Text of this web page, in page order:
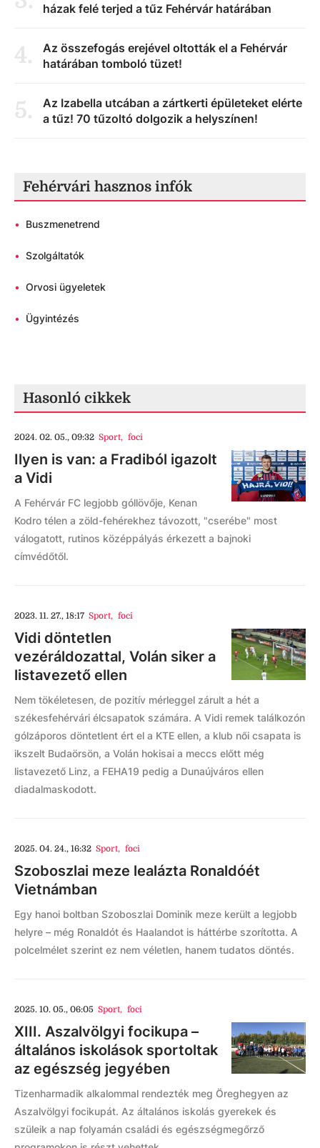
házak felé terjed a tűz Fehérvár határában
4.
Az összefogás erejével oltották el a Fehérvár
határában tomboló tüzet!
5.
Az Izabella utcában a zártkerti épületeket elérte
a tűz! 70 tűzoltó dolgozik a helyszínen!
Fehérvári hasznos infók
• Buszmenetrend
• Szolgáltatók
• Orvosi ügyeletek
• Ügyintézés
Hasonló cikkek
2024. 02. 05., 09:32 Sport, foci
Ilyen is van: a Fradiból igazolt
a Vidi
A Fehérvár FC legjobb góllövője, Kenan
Kodro télen a zöld-fehérekhez távozott, "cserébe" most
válogatott, rutinos középpályás érkezett a bajnoki
címvédőtől.
2023. 11. 27., 18:17 Sport, foci
Vidi döntetlen
vezéráldozattal, Volán siker a
listavezető ellen
Nem tökéletesen, de pozitív mérleggel zárult a hét a
székesfehérvári élcsapatok számára. A Vidi remek találkozón
gólzáporos döntetlent ért el a KTE ellen, a klub női csapata is
ikszelt Budaörsön, a Volán hokisai a meccs előtt még
listavezető Linz, a FEHA19 pedig a Dunaújváros ellen
diadalmaskodott.
2025. 04. 24., 16:32 Sport, foci
Szoboszlai meze lealázta Ronaldóét
Vietnámban
Egy hanoi boltban Szoboszlai Dominik meze került a legjobb
helyre – még Ronaldót és Haalandot is háttérbe szorította. A
polcelmélet szerint ez nem véletlen, hanem tudatos döntés.
2025. 10. 05., 06:05 Sport, foci
XIII. Aszalvölgyi focikupa –
általános iskolások sportoltak
az egészség jegyében
Tizenharmadik alkalommal rendezték meg Öreghegyen az
Aszalvölgyi focikupát. Az általános iskolás gyerekek és
szüleik a nap folyamán családi és egészségmegőrző